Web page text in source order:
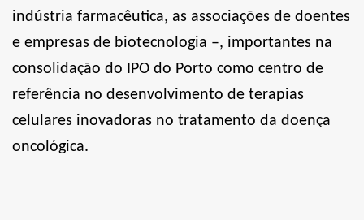
indústria farmacêutica, as associações de doentes
e empresas de biotecnologia –, importantes na
consolidação do IPO do Porto como centro de
referência no desenvolvimento de terapias
celulares inovadoras no tratamento da doença
oncológica.